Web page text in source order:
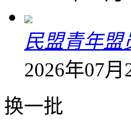
民盟青年盟
2026年07月
换一批